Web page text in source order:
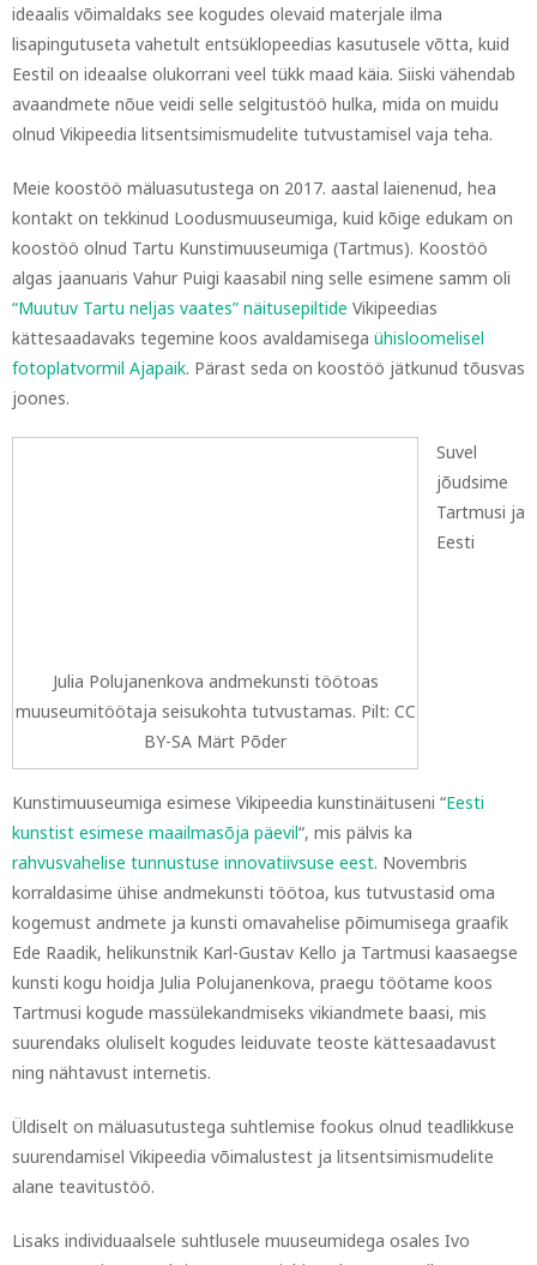
ideaalis võimaldaks see kogudes olevaid materjale ilma
lisapingutuseta vahetult entsüklopeedias kasutusele võtta, kuid
Eestil on ideaalse olukorrani veel tükk maad käia. Siiski vähendab
avaandmete nõue veidi selle selgitustöö hulka, mida on muidu
olnud Vikipeedia litsentsimismudelite tutvustamisel vaja teha.
Meie koostöö mäluasutustega on 2017. aastal laienenud, hea
kontakt on tekkinud Loodusmuuseumiga, kuid kõige edukam on
koostöö olnud Tartu Kunstimuuseumiga (Tartmus). Koostöö
algas jaanuaris Vahur Puigi kaasabil ning selle esimene samm oli
“Muutuv Tartu neljas vaates” näitusepiltide Vikipeedias
kättesaadavaks tegemine koos avaldamisega ühisloomelisel
fotoplatvormil Ajapaik. Pärast seda on koostöö jätkunud tõusvas
joones.
Julia Polujanenkova andmekunsti töötoas
muuseumitöötaja seisukohta tutvustamas. Pilt: CC
BY-SA Märt Põder
Suvel
jõudsime
Tartmusi ja
Eesti
Kunstimuuseumiga esimese Vikipeedia kunstinäituseni “Eesti
kunstist esimese maailmasõja päevil“, mis pälvis ka
rahvusvahelise tunnustuse innovatiivsuse eest. Novembris
korraldasime ühise andmekunsti töötoa, kus tutvustasid oma
kogemust andmete ja kunsti omavahelise põimumisega graafik
Ede Raadik, helikunstnik Karl-Gustav Kello ja Tartmusi kaasaegse
kunsti kogu hoidja Julia Polujanenkova, praegu töötame koos
Tartmusi kogude massülekandmiseks vikiandmete baasi, mis
suurendaks oluliselt kogudes leiduvate teoste kättesaadavust
ning nähtavust internetis.
Üldiselt on mäluasutustega suhtlemise fookus olnud teadlikkuse
suurendamisel Vikipeedia võimalustest ja litsentsimismudelite
alane teavitustöö.
Lisaks individuaalsele suhtlusele muuseumidega osales Ivo